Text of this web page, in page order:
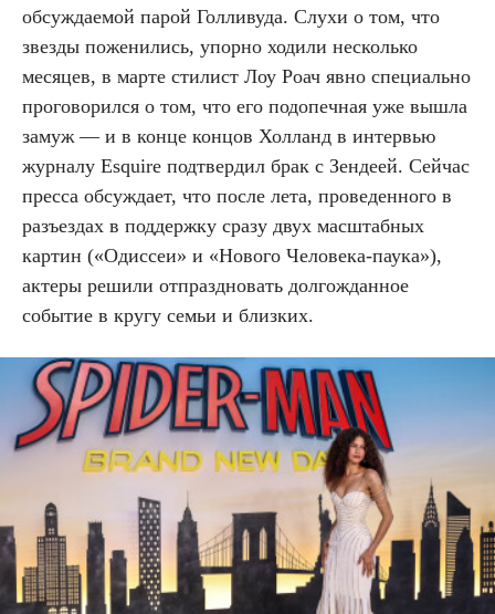
обсуждаемой парой Голливуда. Слухи о том, что
звезды поженились, упорно ходили несколько
месяцев, в марте стилист Лоу Роач явно специально
проговорился о том, что его подопечная уже вышла
замуж — и в конце концов Холланд в интервью
журналу Esquire подтвердил брак с Зендеей. Сейчас
пресса обсуждает, что после лета, проведенного в
разъездах в поддержку сразу двух масштабных
картин («Одиссеи» и «Нового Человека-паука»),
актеры решили отпраздновать долгожданное
событие в кругу семьи и близких.